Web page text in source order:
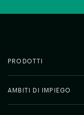
PRODOTTI
AMBITI DI IMPIEGO